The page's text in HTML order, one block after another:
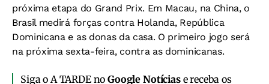
próxima etapa do Grand Prix. Em Macau, na China, o
Brasil medirá forças contra Holanda, República
Dominicana e as donas da casa. O primeiro jogo será
na próxima sexta-feira, contra as dominicanas.
Siga o A TARDE noGoogle Notíciase receba os